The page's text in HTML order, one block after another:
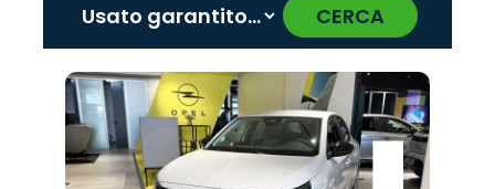
CERCA
Promo
Seat
Promo
Peugeot
Promo
Citroën
Promo
Omoda
Promo
Lancia
Promo
Abarth
Promo
Cupra
Promo
Alfa
Romeo
Promo
Hyundai
Promo
Fiat
Promo
Opel
Promo
Jaecoo
Promo
Mazda
Promo
Jeep
Promo
Land
Rover
‹ ›